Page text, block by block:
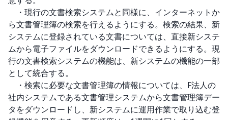
・現行の文書検索システムと同様に、インターネットか
ら文書管理簿の検索を行えるようにする。検索の結果、新
システムに登録されている文書については、直接新システ
ムから電子ファイルをダウンロードできるようにする。現
行の文書検索システムの機能は、新システムの機能の一部
として統合する。
・検索に必要な文書管理簿の情報については、F法人の
社内システムである文書管理システムから文書管理簿デー
タをダウンロードし、新システムに運用作業で取り込む登